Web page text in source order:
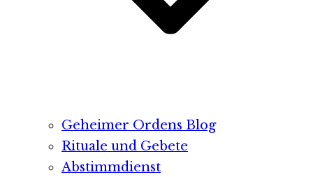
Geheimer Ordens Blog
Rituale und Gebete
Abstimmdienst